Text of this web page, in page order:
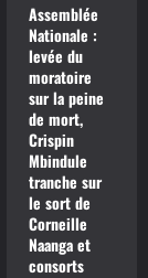
Assemblée
Nationale :
levée du
moratoire
sur la peine
de mort,
Crispin
Mbindule
tranche sur
le sort de
Corneille
Naanga et
consorts